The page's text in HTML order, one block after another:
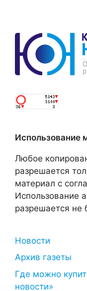
Использование
Любое
разрешается
материал с
Использование
разрешается не
Новости
Архив газеты
Где можно
новости»